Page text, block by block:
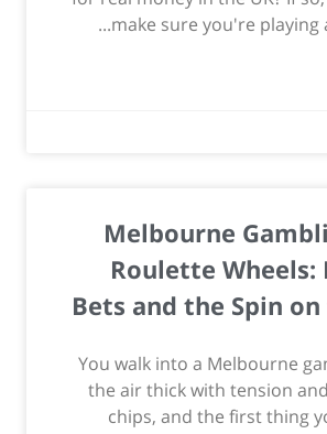
make sure you're playing
Melbourne
Roulette
Bets and the Spin
You walk into a Melbourne
the air thick with tension
chips, and the first thing